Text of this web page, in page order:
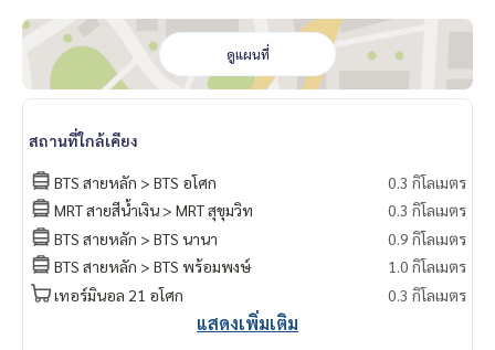
แอดมิน
094-549-4104
* มีให้เลือกอีกหลายห้อง หลายโครงการค่ะhttps://www.p2npro
perty.com
Facebook Fanpage : P2N Property
** รับฝาก ขาย-เช่า คอนโด บ้าน ที่ดิน และอสังหาริมทรัพย์ทุกชนิ
ด ทั่วกรุงเทพฯ
ดูแผนที่
สถานที่ใกล้เคียง
BTS สายหลัก > BTS อโศก
0.3 กิโลเมตร
MRT สายสีน้ำเงิน > MRT สุขุมวิท
0.3 กิโลเมตร
BTS สายหลัก > BTS นานา
0.9 กิโลเมตร
BTS สายหลัก > BTS พร้อมพงษ์
1.0 กิโลเมตร
เทอร์มินอล 21 อโศก
0.3 กิโลเมตร
แสดงเพิ่มเติม